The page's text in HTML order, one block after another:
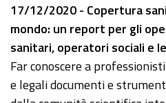
17/12/2020 - Copertura
mondo: un report per gli
sanitari, operatori sociali e
Far conoscere a
e legali documenti e